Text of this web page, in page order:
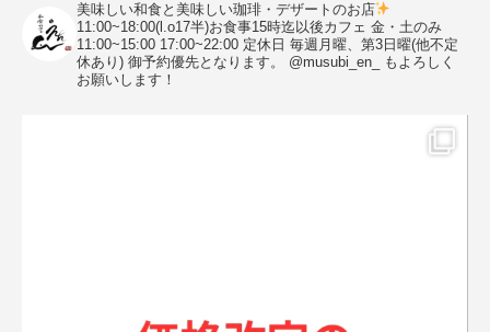
美味しい和食と美味しい珈琲・デザートのお店
11:00~18:00(l.o17半)お食事15時迄以後カフェ 金・土のみ
11:00~15:00 17:00~22:00 定休日 毎週月曜、第3日曜(他不定
休あり) 御予約優先となります。
@musubi_en_ もよろしく
お願いします！